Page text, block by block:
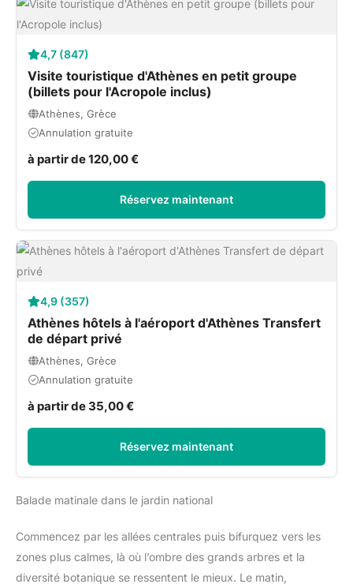
4,7 (847)
Visite touristique d'Athènes en petit groupe
(billets pour l'Acropole inclus)
Athènes, Grèce
Annulation gratuite
à partir de 120,00 €
Réservez maintenant
4,9 (357)
Athènes hôtels à l'aéroport d'Athènes Transfert
de départ privé
Athènes, Grèce
Annulation gratuite
à partir de 35,00 €
Réservez maintenant
Balade matinale dans le jardin national
Commencez par les allées centrales puis bifurquez vers les
zones plus calmes, là où l’ombre des grands arbres et la
diversité botanique se ressentent le mieux. Le matin,